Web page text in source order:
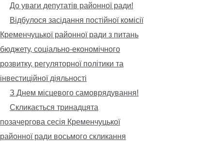
До уваги депутатів районної ради!
Відбулося засідання постійної комісії
Кременчуцької районної ради з питань
бюджету, соціально-економічного
розвитку, регуляторної політики та
інвестиційної діяльності
З Днем місцевого самоврядування!
Скликається тринадцята
позачергова сесія Кременчуцької
районної ради восьмого скликання